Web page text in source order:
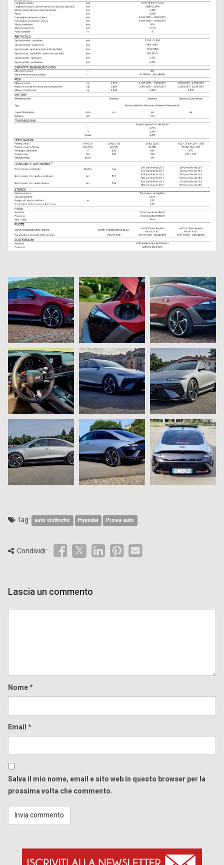
Tag: auto elettriche Hyundai Prova auto
Condividi:
Lascia un commento
Nome*
Email*
Salva il mio nome, email e sito web in questo browser per la
prossima volta che commento.